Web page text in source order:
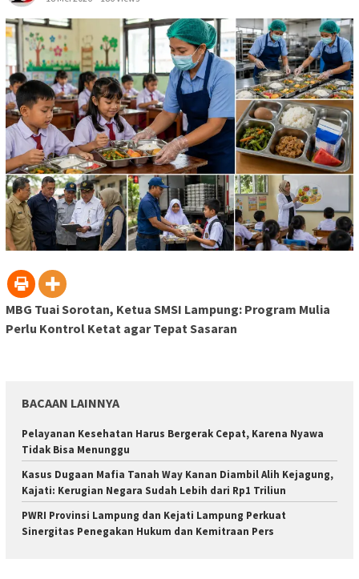
MBG Tuai Sorotan, Ketua SMSI Lampung: Program Mulia
Perlu Kontrol Ketat agar Tepat Sasaran
BACAAN LAINNYA
Pelayanan Kesehatan Harus Bergerak Cepat, Karena Nyawa
Tidak Bisa Menunggu
Kasus Dugaan Mafia Tanah Way Kanan Diambil Alih Kejagung,
Kajati: Kerugian Negara Sudah Lebih dari Rp1 Triliun
PWRI Provinsi Lampung dan Kejati Lampung Perkuat
Sinergitas Penegakan Hukum dan Kemitraan Pers